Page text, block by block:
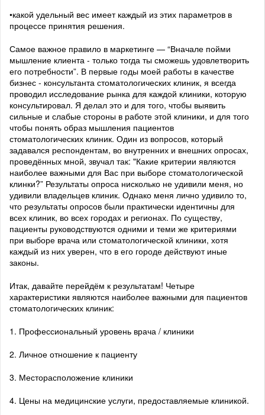
•какой удельный вес имеет каждый из этих параметров в
процессе принятия решения.
Самое важное правило в маркетинге — “Вначале пойми
мышление клиента - только тогда ты сможешь удовлетворить
его потребности”. В первые годы моей работы в качестве
бизнес - консультанта стоматологических клиник, я всегда
проводил исследование рынка для каждой клиники, которую
консультировал. Я делал это и для того, чтобы выявить
сильные и слабые стороны в работе этой клиники, и для того
чтобы понять образ мышления пациентов
стоматологических клиник. Один из вопросов, который
задавался респондентам, во внутренних и внешних опросах,
проведённых мной, звучал так: "Какие критерии являются
наиболее важными для Вас при выборе стоматологической
клинки?” Результаты опроса нисколько не удивили меня, но
удивили владельцев клиник. Однако меня лично удивило то,
что результаты опросов были практически идентичны для
всех клиник, во всех городах и регионах. По существу,
пациенты руководствуются одними и теми же критериями
при выборе врача или стоматологической клиники, хотя
каждый из них уверен, что в его городе действуют иные
законы.
Итак, давайте перейдём к результатам! Четыре
характеристики являются наиболее важными для пациентов
стоматологических клиник:
1. Профессиональный уровень врача / клиники
2. Личное отношение к пациенту
3. Месторасположение клиники
4. Цены на медицинские услуги, предоставляемые клиникой.